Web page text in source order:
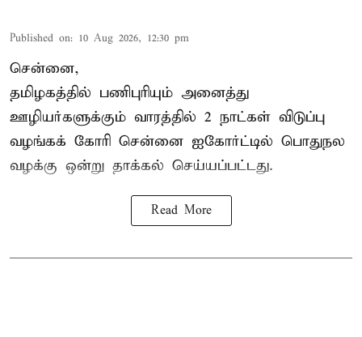
Published on: 10 Aug 2026, 12:30 pm
சென்னை,
தமிழகத்தில் பணிபுரியும் அனைத்து
ஊழியர்களுக்கும் வாரத்தில் 2 நாட்கள் விடுப்பு
வழங்கக் கோரி சென்னை ஐகோர்ட்டில் பொதுநல
வழக்கு ஒன்று தாக்கல் செய்யப்பட்டது.
Read More